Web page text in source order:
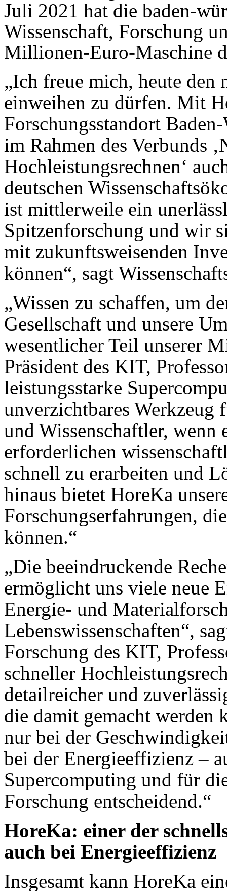
Juli 2021 hat die baden-
Wissenschaft, Forschung
Millionen-Euro-Maschine
„Ich freue mich, heute den
einweihen zu dürfen. Mit
Forschungsstandort
im Rahmen des Verbunds
Hochleistungsrechnen‘
deutschen
ist mittlerweile ein
Spitzenforschung und wir
mit zukunftsweisenden
können“, sagt
„Wissen zu schaffen, um
Gesellschaft und unsere
wesentlicher Teil unserer
Präsident des KIT,
leistungsstarke
unverzichtbares Werkzeug
und Wissenschaftler, wenn
erforderlichen
schnell zu erarbeiten und
hinaus bietet HoreKa
Forschungserfahrungen,
können.“
„Die beeindruckende
ermöglicht uns viele neue
Energie- und
Lebenswissenschaften“,
Forschung des KIT,
schneller
detailreicher und
die damit gemacht werden
nur bei der
bei der Energieeffizienz –
Supercomputing und für
Forschung entscheidend.“
HoreKa: einer der
auch bei Energieeffizienz
Insgesamt kann HoreKa